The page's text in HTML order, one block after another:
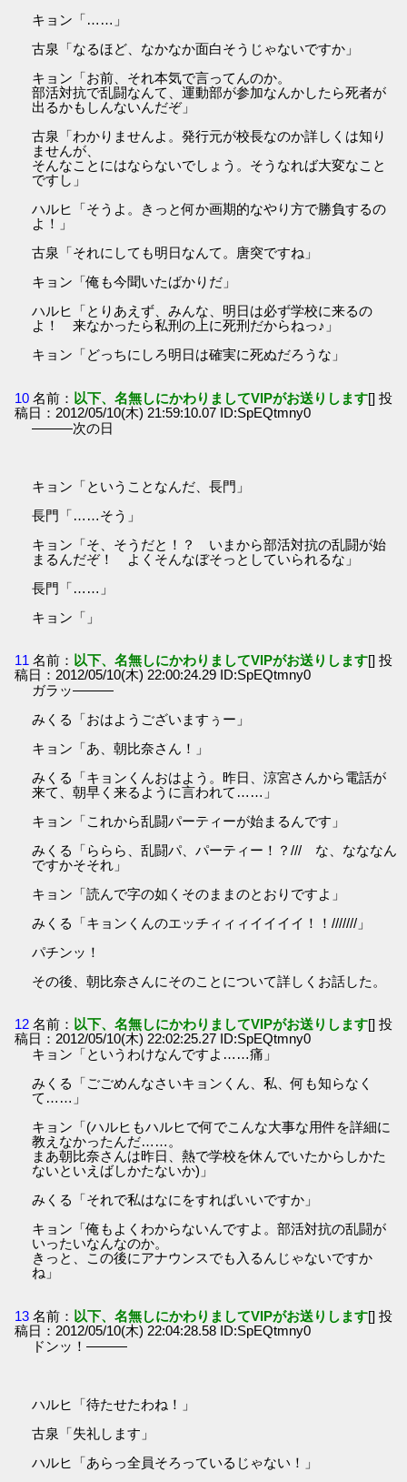
キョン「……」
古泉「なるほど、なかなか面白そうじゃないですか」
キョン「お前、それ本気で言ってんのか。
部活対抗で乱闘なんて、運動部が参加なんかしたら死者が
出るかもしんないんだぞ」
古泉「わかりませんよ。発行元が校長なのか詳しくは知り
ませんが、
そんなことにはならないでしょう。そうなれば大変なこと
ですし」
ハルヒ「そうよ。きっと何か画期的なやり方で勝負するの
よ！」
古泉「それにしても明日なんて。唐突ですね」
キョン「俺も今聞いたばかりだ」
ハルヒ「とりあえず、みんな、明日は必ず学校に来るの
よ！ 来なかったら私刑の上に死刑だからねっ♪」
キョン「どっちにしろ明日は確実に死ぬだろうな」
10 名前： 以下、名無しにかわりましてVIPがお送りします[] 投
稿日：2012/05/10(木) 21:59:10.07 ID:SpEQtmny0
―――次の日
キョン「ということなんだ、長門」
長門「……そう」
キョン「そ、そうだと！？ いまから部活対抗の乱闘が始
まるんだぞ！ よくそんなぼそっとしていられるな」
長門「……」
キョン「」
11 名前： 以下、名無しにかわりましてVIPがお送りします[] 投
稿日：2012/05/10(木) 22:00:24.29 ID:SpEQtmny0
ガラッ―――
みくる「おはようございますぅー」
キョン「あ、朝比奈さん！」
みくる「キョンくんおはよう。昨日、涼宮さんから電話が
来て、朝早く来るように言われて……」
キョン「これから乱闘パーティーが始まるんです」
みくる「ららら、乱闘パ、パーティー！？/// な、なななん
ですかそそれ」
キョン「読んで字の如くそのままのとおりですよ」
みくる「キョンくんのエッチィィィイイイイ！！///////」
パチンッ！
その後、朝比奈さんにそのことについて詳しくお話した。
12 名前： 以下、名無しにかわりましてVIPがお送りします[] 投
稿日：2012/05/10(木) 22:02:25.27 ID:SpEQtmny0
キョン「というわけなんですよ……痛」
みくる「ごごめんなさいキョンくん、私、何も知らなく
て……」
キョン「(ハルヒもハルヒで何でこんな大事な用件を詳細に
教えなかったんだ……。
まあ朝比奈さんは昨日、熱で学校を休んでいたからしかた
ないといえばしかたないか)」
みくる「それで私はなにをすればいいですか」
キョン「俺もよくわからないんですよ。部活対抗の乱闘が
いったいなんなのか。
きっと、この後にアナウンスでも入るんじゃないですか
ね」
13 名前： 以下、名無しにかわりましてVIPがお送りします[] 投
稿日：2012/05/10(木) 22:04:28.58 ID:SpEQtmny0
ドンッ！―――
ハルヒ「待たせたわね！」
古泉「失礼します」
ハルヒ「あらっ全員そろっているじゃない！」